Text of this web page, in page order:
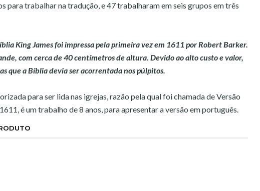
para trabalhar na tradução, e 47 trabalharam em seis grupos em três
King James foi impressa pela primeira vez em 1611 por Robert Barker.
com cerca de 40 centímetros de altura. Devido ao alto custo e valor,
que a Bíblia devia ser acorrentada nos púlpitos.
para ser lida nas igrejas, razão pela qual foi chamada de Versão
é um trabalho de 8 anos, para apresentar a versão em português.